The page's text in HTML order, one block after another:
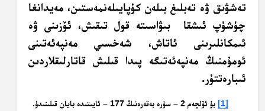
تەشۋىق ۋە تەبلىغ بىلەن كۇپايىلەنمەستىن، مەيدانغا
چۈشۈپ ئىشقا بىۋاسىتە قول تىقىش، ئۆزىنى ۋە
ئىمكانلىرىنى ئاتاش، شەخسىي مەنپەئەتىنى
ئومۇمنىڭ مەنپەئەتىگە پىدا قىلىش قاتارلىقلاردىن
ئىبارەتتۇر.
[1] بۇ ئۆلچەم 2 – سۈرە بەقەرەنىڭ 177 – ئايىتىدە بايان قىلىنىدۇ.